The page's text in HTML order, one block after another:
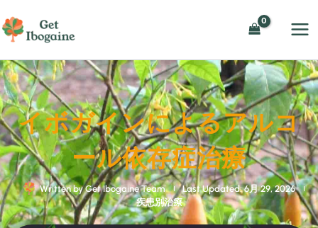
容
ス
キ
ッ
プ イボガインによるアルコ
ール依存症治療
Written byGet Ibogaine Team
Last Updated: 6月 29, 2026
疾患別治療